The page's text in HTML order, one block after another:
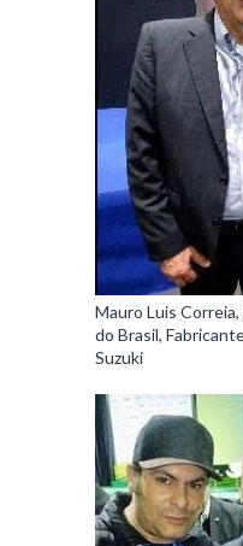
Mauro Luis
do Brasil,
Suzuki